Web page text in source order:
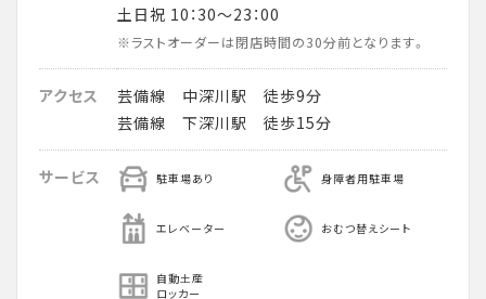
土日祝 10：30～23：00
※ラストオーダーは閉店時間の30分前となります。
アクセス
芸備線 中深川駅 徒歩9分
芸備線 下深川駅 徒歩15分
サービス 駐車場あり 身障者用駐車場
エレベーター おむつ替えシート
自動土産
ロッカー